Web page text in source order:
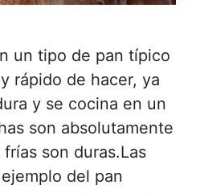
un tipo de pan típico
rápido de hacer, ya
y se cocina en un
son absolutamente
son duras.Las
del pan